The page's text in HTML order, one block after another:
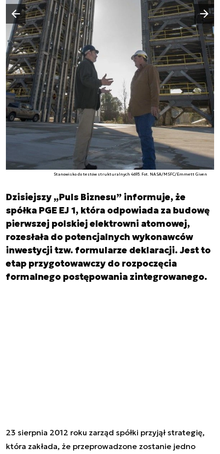
Stanowisko do testów strukturalnych 4693. Fot. NASA/MSFC/Emmett Given
Poprzedni slajd
Następny slajd
Dzisiejszy „Puls Biznesu” informuje, że
spółka PGE EJ 1, która odpowiada za budowę
pierwszej polskiej elektrowni atomowej,
rozesłała do potencjalnych wykonawców
inwestycji tzw. formularze deklaracji. Jest to
etap przygotowawczy do rozpoczęcia
formalnego postępowania zintegrowanego.
23 sierpnia 2012 roku zarząd spółki przyjął strategię,
która zakłada, że przeprowadzone zostanie jedno